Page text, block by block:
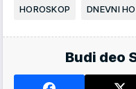
HOROSKOP DNEVNI
Budi deo